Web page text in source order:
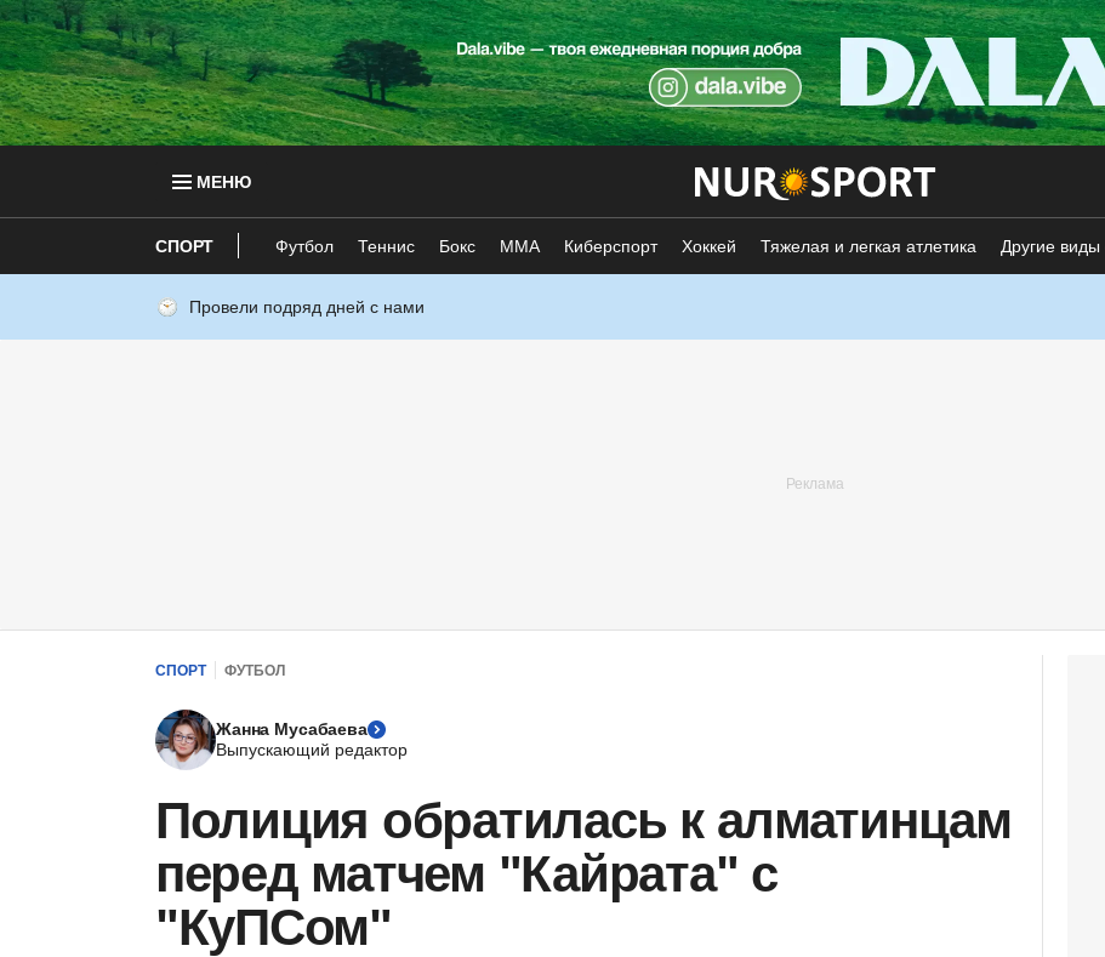
МЕНЮ
СПОРТ Футбол Теннис Бокс ММА Киберспорт Хоккей Тяжелая и легкая атлетика Другие виды
Провели подряд дней с нами
СПОРТ ФУТБОЛ
Жанна Мусабаева
Выпускающий редактор
Полиция обратилась к алматинцам
перед матчем "Кайрата" с
"КуПСом"